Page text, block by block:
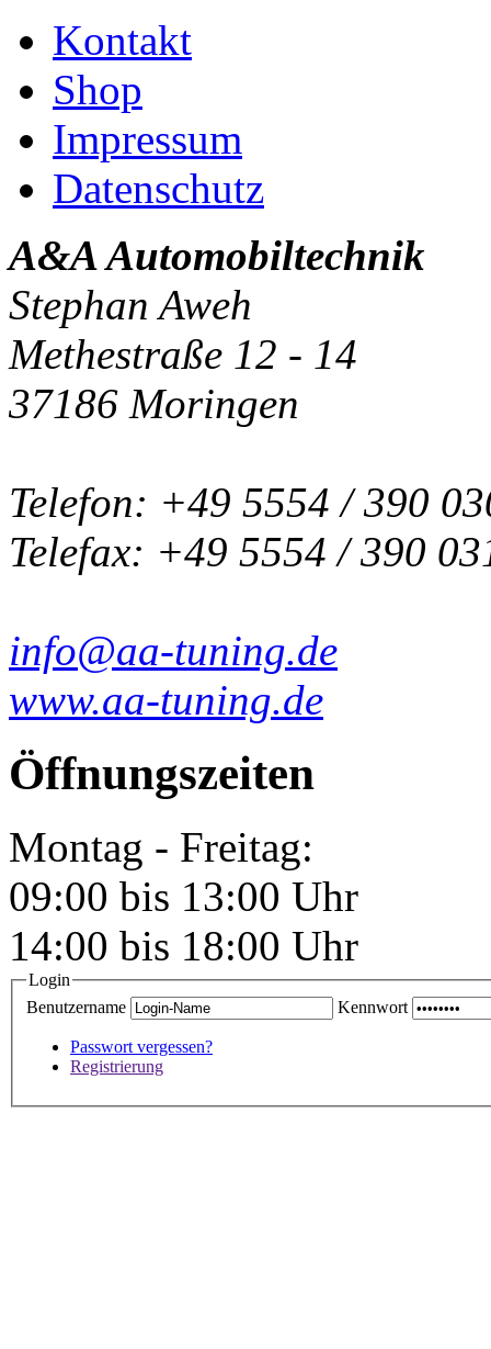
Kontakt
Shop
Impressum
Datenschutz
A&A Automobiltechnik
Stephan Aweh
Methestraße 12 - 14
37186 Moringen
Telefon: +49 5554 / 390
Telefax: +49 5554 / 390
info@aa-tuning.de
www.aa-tuning.de
Öffnungszeiten
Montag - Freitag:
09:00 bis 13:00 Uhr
14:00 bis 18:00 Uhr
Login
Benutzername
Kennwort
Passwort vergessen?
Registrierung